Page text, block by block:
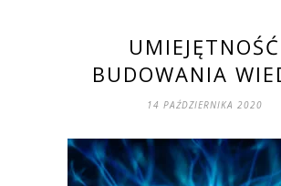
UMIEJĘTNOŚĆ
BUDOWANIA
14 PAŹDZIERNIKA 2020